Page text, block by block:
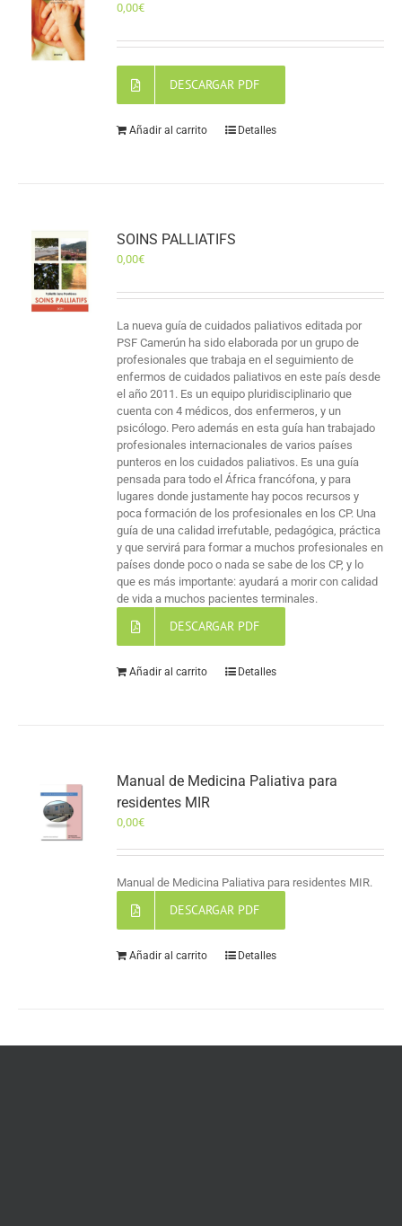
0,00€
DESCARGAR PDF
Añadir al carrito Detalles
SOINS PALLIATIFS
0,00€
La nueva guía de cuidados paliativos editada por
PSF Camerún ha sido elaborada por un grupo de
profesionales que trabaja en el seguimiento de
enfermos de cuidados paliativos en este país desde
el año 2011. Es un equipo pluridisciplinario que
cuenta con 4 médicos, dos enfermeros, y un
psicólogo. Pero además en esta guía han trabajado
profesionales internacionales de varios países
punteros en los cuidados paliativos. Es una guía
pensada para todo el África francófona, y para
lugares donde justamente hay pocos recursos y
poca formación de los profesionales en los CP. Una
guía de una calidad irrefutable, pedagógica, práctica
y que servirá para formar a muchos profesionales en
países donde poco o nada se sabe de los CP, y lo
que es más importante: ayudará a morir con calidad
de vida a muchos pacientes terminales.
DESCARGAR PDF
Añadir al carrito Detalles
Manual de Medicina Paliativa para
residentes MIR
0,00€
Manual de Medicina Paliativa para residentes MIR.
DESCARGAR PDF
Añadir al carrito Detalles